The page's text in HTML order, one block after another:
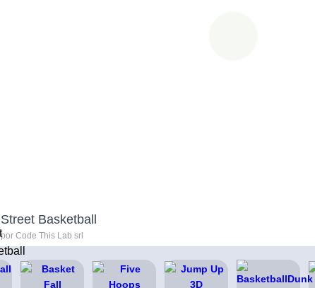
Street Basketball
por Code This Lab srl